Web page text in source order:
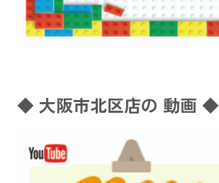
◆ 大阪市北区店の 動画 ◆